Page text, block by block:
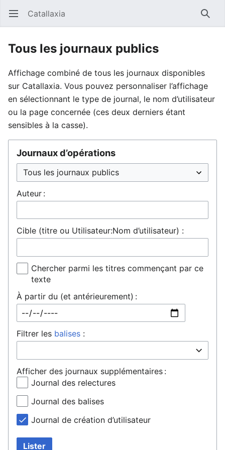
Ouvrir le menu principal Catallaxia
Tous les journaux publics
Affichage combiné de tous les journaux disponibles
sur Catallaxia. Vous pouvez personnaliser l’affichage
en sélectionnant le type de journal, le nom d’utilisateur
ou la page concernée (ces deux derniers étant
sensibles à la casse).
Journaux d’opérations
Auteur :
Cible (titre ou Utilisateur:Nom d’utilisateur) :
Chercher parmi les titres commençant par ce
texte
À partir du (et antérieurement) :
Filtrer les balises :
Afficher des journaux supplémentaires :
Journal des relectures
Journal des balises
Journal de création d’utilisateur
Lister